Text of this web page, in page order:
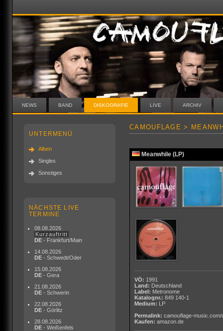
NEWS BAND DISKOGRAFIE LIVE ARCHIV
UNTERMENÜ
Alben
Singles
Sonstiges
NÄCHSTE LIVE
TERMINE
08.08.2026
Kurzauftritt
DE - Frankfurt/Main
14.08.2026
DE - Schwedt/Oder
15.08.2026
DE - Gera
21.08.2026
DE - Schwerin
22.08.2026
DE - Görlitz
28.08.2026
DE - Weißenfels
CAMOUFLAGE >
Meanwhile (LP)
VÖ: 1991
Land: Deutschland
Label: Metronome
Katalognr.: 849 140-1
Medium: LP
Permalink: camouflage-music.com/
Kaufen: amazon.de